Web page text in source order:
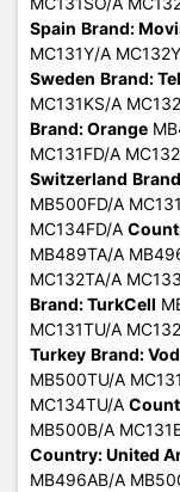
Spain Brand:
MC131Y/A
Sweden Brand:
MC131KS/A
Brand: Orange
MC131FD/A
Switzerland
MB500FD/A
MC134FD/A
MB489TA/A
MC132TA/A
Brand: TurkCell
MC131TU/A
Turkey Brand:
MB500TU/A
MC134TU/A
MB500B/A
Country: United
MB496AB/A